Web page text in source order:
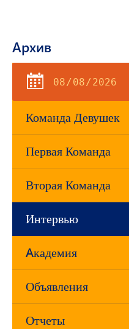
Архив
Команда Девушек
Первая Команда
Вторая Команда
Интервью
Aкадемия
Объявления
Отчеты